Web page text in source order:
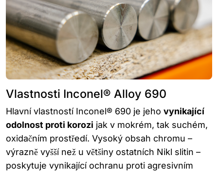
Vlastnosti Inconel® Alloy 690
Hlavní vlastností Inconel® 690 je jeho vynikající
odolnost proti korozi jak v mokrém, tak suchém,
oxidačním prostředí. Vysoký obsah chromu –
výrazně vyšší než u většiny ostatních Nikl slitin –
poskytuje vynikající ochranu proti agresivním